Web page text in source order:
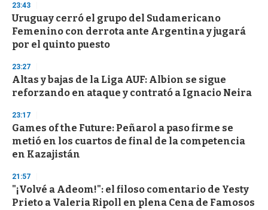
3
s
e
c
o
d
s
23:43
Uruguay cerró el grupo del Sudamericano
Femenino con derrota ante Argentina y jugará
por el quinto puesto
23:27
Altas y bajas de la Liga AUF: Albion se sigue
reforzando en ataque y contrató a Ignacio Neira
23:17
Games of the Future: Peñarol a paso firme se
metió en los cuartos de final de la competencia
en Kazajistán
21:57
"¡Volvé a Adeom!": el filoso comentario de Yesty
Prieto a Valeria Ripoll en plena Cena de Famosos